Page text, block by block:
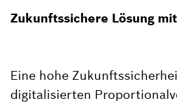
Zukunftssichere Lösung
Eine hohe
digitalisierten